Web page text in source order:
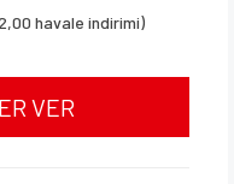
havale indirimi)
VER